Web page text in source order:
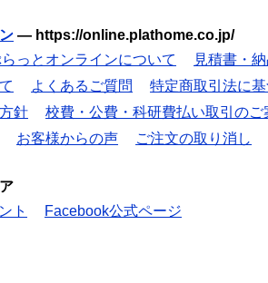
— https://online.plathome.co.jp/
っとオンラインについて
見積書・
よくあるご質問
特定商取引法に
針
校費・公費・科研費払い取引のご
お客様からの声 ご注文の取り消し
ト
Facebook公式ページ